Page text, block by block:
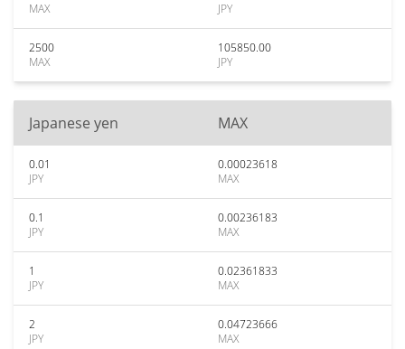
MAX
JPY
2500
MAX
105850.00
JPY
Japanese yen MAX
0.01
JPY
0.00023618
MAX
0.1
JPY
0.00236183
MAX
1
JPY
0.02361833
MAX
2
JPY
0.04723666
MAX